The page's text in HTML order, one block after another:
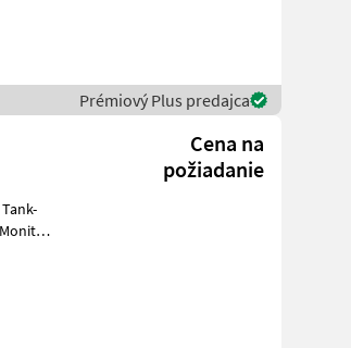
Prémiový Plus predajca
Cena na
požiadanie